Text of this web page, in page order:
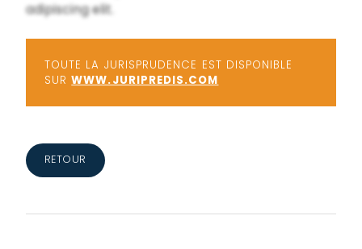
adipiscing elit.
TOUTE LA JURISPRUDENCE EST DISPONIBLE
SURWWW.JURIPREDIS.COM
RETOUR